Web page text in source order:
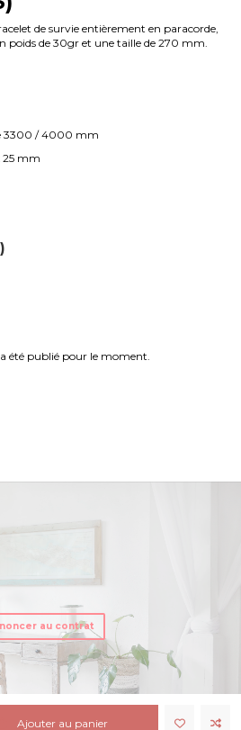
Ajouter au panier
de survie entièrement en paracorde,
poids de 30gr et une taille de 270 mm.
3300 / 4000 mm
25 mm
été publié pour le moment.
au contrat